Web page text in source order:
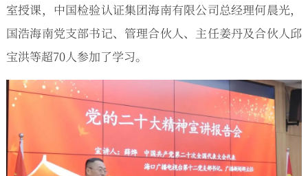
室授课，中国检验认证集团海南有限公司总经理何晨光，
国浩海南党支部书记、管理合伙人、主任姜丹及合伙人邱
宝洪等超70人参加了学习。